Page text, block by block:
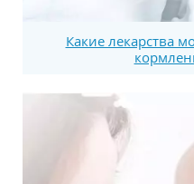
Какие лекарства